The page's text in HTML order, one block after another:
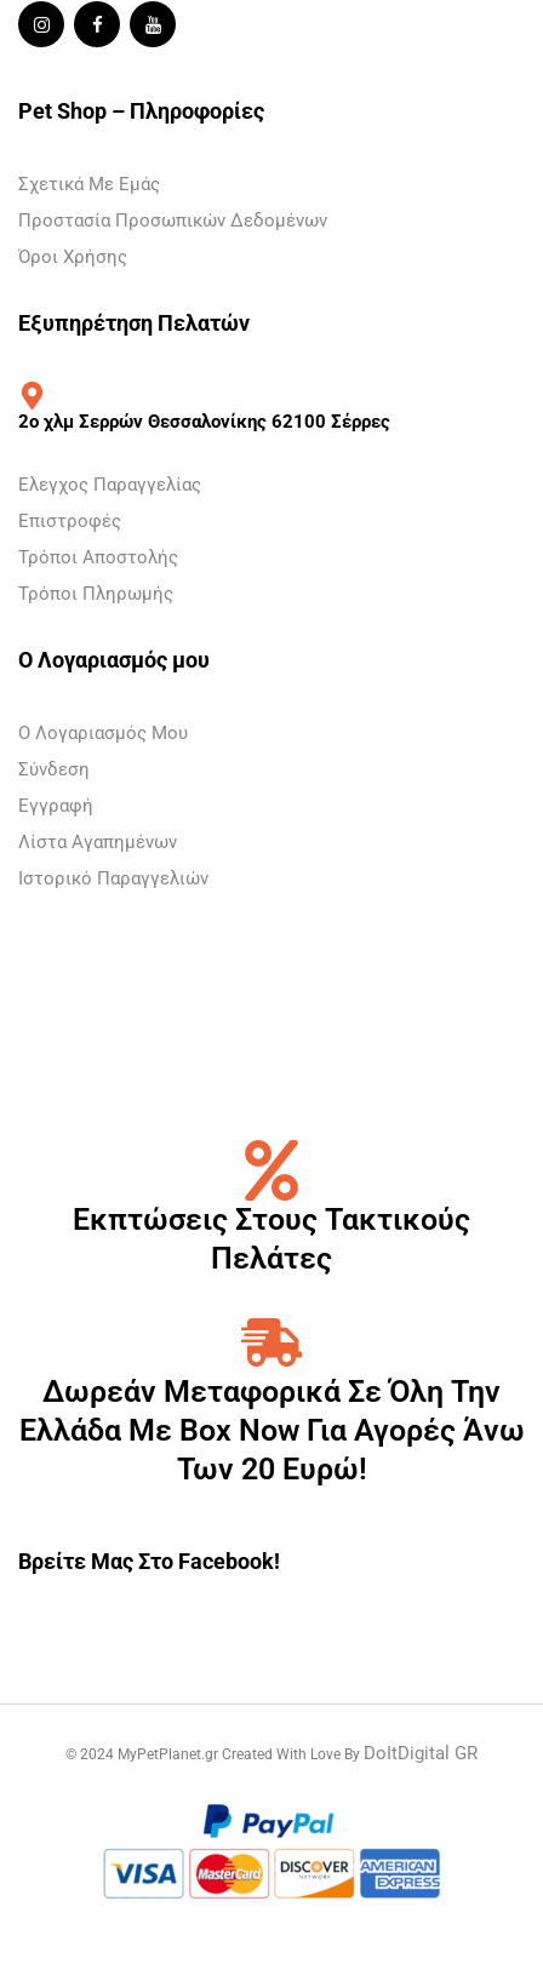
Pet Shop – Πληροφορίες
Σχετικά Με Εμάς
Προστασία Προσωπικών Δεδομένων
Όροι Χρήσης
Εξυπηρέτηση Πελατών
2ο χλμ Σερρών Θεσσαλονίκης 62100 Σέρρες
Ελεγχος Παραγγελίας
Επιστροφές
Τρόποι Αποστολής
Τρόποι Πληρωμής
Ο Λογαριασμός μου
Ο Λογαριασμός Μου
Σύνδεση
Εγγραφή
Λίστα Αγαπημένων
Ιστορικό Παραγγελιών
Εκπτώσεις Στους Τακτικούς
Πελάτες
Δωρεάν Μεταφορικά Σε Όλη Την
Ελλάδα Με Box Now Για Αγορές Άνω
Των 20 Ευρώ!
Βρείτε Μας Στο Facebook!
© 2024 MyPetPlanet.gr Created With Love By DoItDigital GR